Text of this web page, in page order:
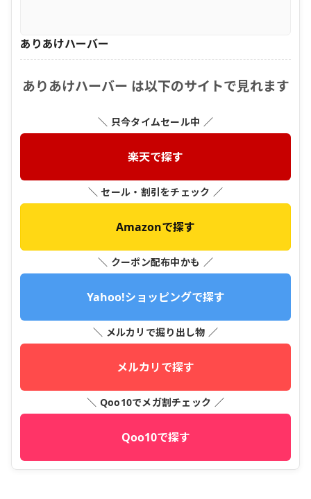
ありあけハーバー
ありあけハーバー は以下のサイトで見れます
＼ 只今タイムセール中 ／
楽天で探す
＼ セール・割引をチェック ／
Amazonで探す
＼ クーポン配布中かも ／
Yahoo!ショッピングで探す
＼ メルカリで掘り出し物 ／
メルカリで探す
＼ Qoo10でメガ割チェック ／
Qoo10で探す